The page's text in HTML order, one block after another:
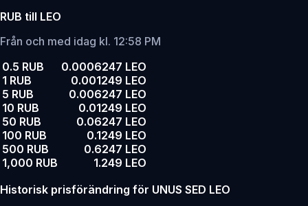
RUB till LEO
Från och med idag kl. 12:58 PM
0.5 RUB
0.0006247 LEO
1 RUB
0.001249 LEO
5 RUB
0.006247 LEO
10 RUB
0.01249 LEO
50 RUB
0.06247 LEO
100 RUB
0.1249 LEO
500 RUB
0.6247 LEO
1,000 RUB
1.249 LEO
Historisk prisförändring för UNUS SED LEO